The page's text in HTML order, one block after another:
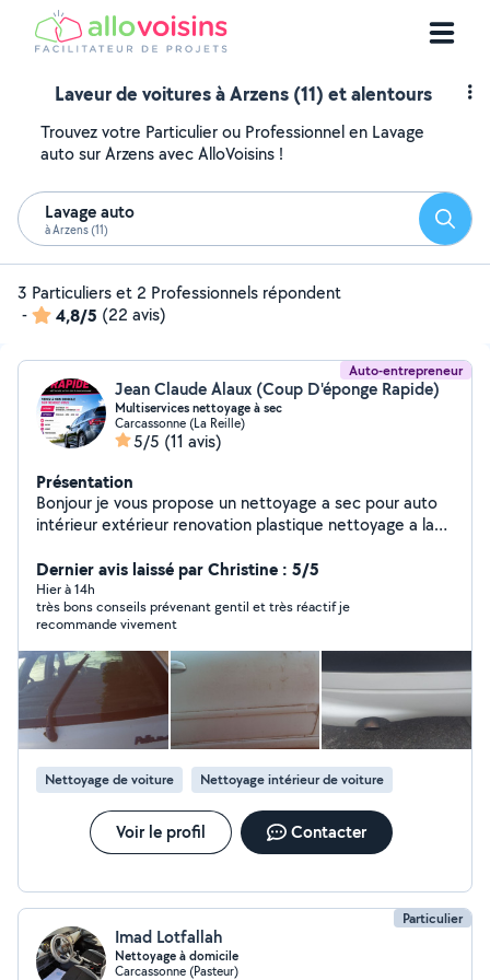
Laveur de voitures à Arzens (11) et alentours
Trouvez votre Particulier ou Professionnel en Lavage
auto sur Arzens avec AlloVoisins !
Lavage auto
à Arzens (11)
3 Particuliers et 2 Professionnels répondent
-
4,8/5 (22 avis)
Auto-entrepreneur
Jean Claude Alaux (Coup D'éponge Rapide)
Multiservices nettoyage à sec
Carcassonne (La Reille)
5/5 (11 avis)
Présentation
Bonjour je vous propose un nettoyage a sec pour auto
intérieur extérieur renovation plastique nettoyage a la
certaines catégories scooter tondeuse pour plus de
renseignements veuillez me contacter par messagerie
boîte mail
Dernier avis laissé par Christine : 5/5
Hier à 14h
très bons conseils prévenant gentil et très réactif je
recommande vivement
Nettoyage de voiture Nettoyage intérieur de voiture
Voir le profil Contacter
Particulier
Imad Lotfallah
Nettoyage à domicile
Carcassonne (Pasteur)